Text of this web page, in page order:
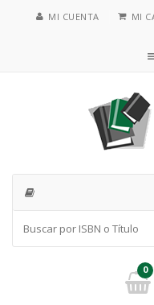
MI CUENTA MI
0